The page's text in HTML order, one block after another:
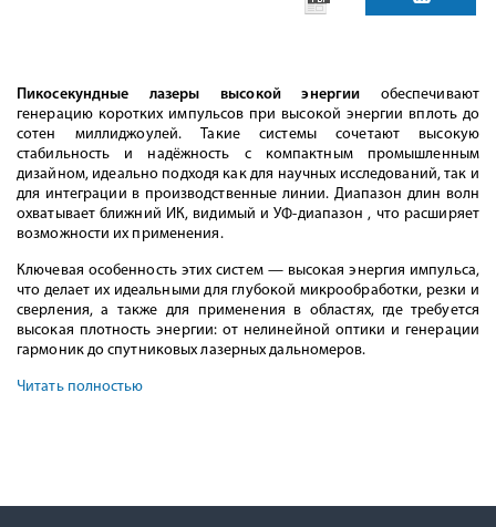
Пикосекундные лазеры высокой энергии обеспечивают
генерацию коротких импульсов при высокой энергии вплоть до
сотен миллиджоулей. Такие системы сочетают высокую
стабильность и надёжность с компактным промышленным
дизайном, идеально подходя как для научных исследований, так и
для интеграции в производственные линии. Диапазон длин волн
охватывает ближний ИК, видимый и УФ-диапазон , что расширяет
возможности их применения.
Ключевая особенность этих систем — высокая энергия импульса,
что делает их идеальными для глубокой микрообработки, резки и
сверления, а также для применения в областях, где требуется
высокая плотность энергии: от нелинейной оптики и генерации
гармоник до спутниковых лазерных дальномеров.
Читать полностью